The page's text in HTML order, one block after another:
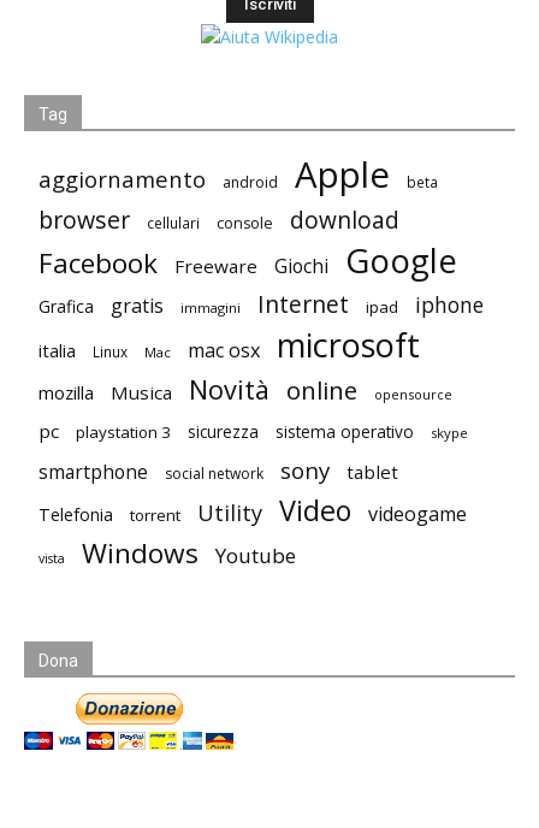
Tag
aggiornamento android Apple beta
browser cellulari console download
Facebook Freeware Giochi Google
Grafica gratis immagini Internet ipad iphone
italia Linux Mac mac osx microsoft
mozilla Musica Novità online opensource
pc playstation 3 sicurezza sistema operativo skype
smartphone social network sony tablet
Telefonia torrent Utility Video videogame
vista Windows Youtube
Dona